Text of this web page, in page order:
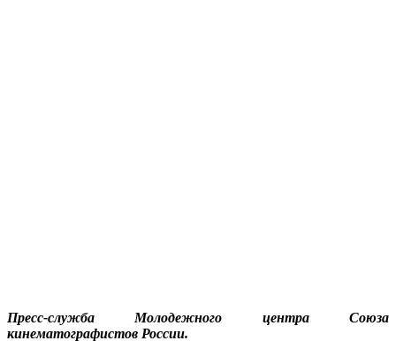
Пресс-служба Молодежного центра Союза
кинематографистов России.